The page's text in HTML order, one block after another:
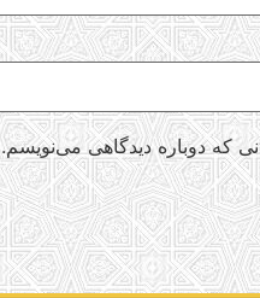
که دوباره دیدگاهی می‌نویسم.